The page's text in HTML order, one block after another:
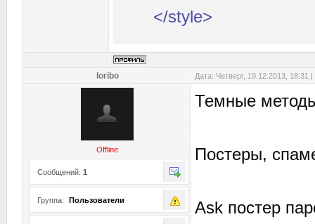
</style>
Ioribo Дата: Четверг, 19.12.2013,
Offline
Сообщений: 1
Группа: Пользователи
Темные
Постеры,
Ask постер